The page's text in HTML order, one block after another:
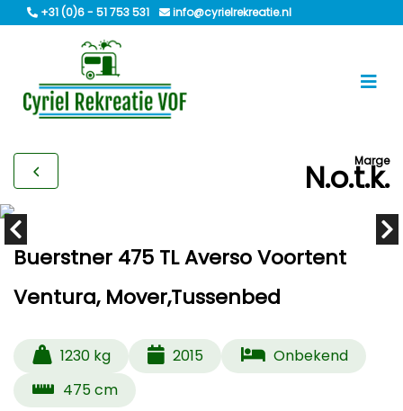
+31 (0)6 - 51 753 531 info@cyrielrekreatie.nl
Marge
N.o.t.k.
Buerstner 475 TL Averso Voortent
Ventura, Mover,Tussenbed
1230 kg 2015
Onbekend
475 cm